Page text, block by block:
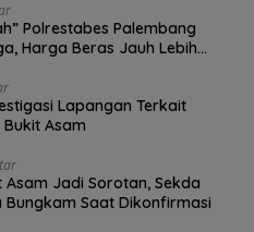
Polrestabes Palembang
Harga Beras Jauh Lebih
Lapangan Terkait
Asam
Asam Jadi Sorotan, Sekda
Bungkam Saat Dikonfirmasi